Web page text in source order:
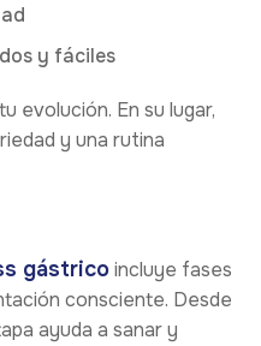
y fáciles
evolución. En su lugar,
y una rutina
gástricoincluye fases
consciente. Desde
ayuda a sanar y